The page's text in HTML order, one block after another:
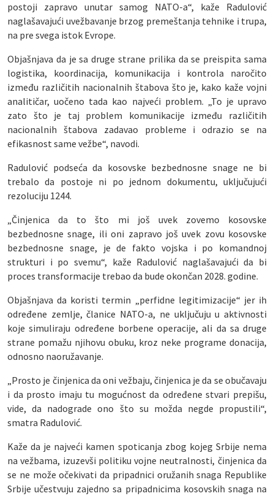
postoji zapravo unutar samog NATO-a“, kaže Radulović
naglašavajući uvežbavanje brzog premeštanja tehnike i trupa,
na pre svega istok Evrope.
Objašnjava da je sa druge strane prilika da se preispita sama
logistika, koordinacija, komunikacija i kontrola naročito
između različitih nacionalnih štabova što je, kako kaže vojni
analitičar, uočeno tada kao najveći problem. „To je upravo
zato što je taj problem komunikacije između različitih
nacionalnih štabova zadavao probleme i odrazio se na
efikasnost same vežbe“, navodi.
Radulović podseća da kosovske bezbednosne snage ne bi
trebalo da postoje ni po jednom dokumentu, uključujući
rezoluciju 1244.
„Činjenica da to što mi još uvek zovemo kosovske
bezbednosne snage, ili oni zapravo još uvek zovu kosovske
bezbednosne snage, je de fakto vojska i po komandnoj
strukturi i po svemu“, kaže Radulović naglašavajući da bi
proces transformacije trebao da bude okončan 2028. godine.
Objašnjava da koristi termin „perfidne legitimizacije“ jer ih
određene zemlje, članice NATO-a, ne uključuju u aktivnosti
koje simuliraju određene borbene operacije, ali da sa druge
strane pomažu njihovu obuku, kroz neke programe donacija,
odnosno naoružavanje.
„Prosto je činjenica da oni vežbaju, činjenica je da se obučavaju
i da prosto imaju tu mogućnost da određene stvari prepišu,
vide, da nadograde ono što su možda negde propustili“,
smatra Radulović.
Kaže da je najveći kamen spoticanja zbog kojeg Srbije nema
na vežbama, izuzevši politiku vojne neutralnosti, činjenica da
se ne može očekivati da pripadnici oružanih snaga Republike
Srbije učestvuju zajedno sa pripadnicima kosovskih snaga na